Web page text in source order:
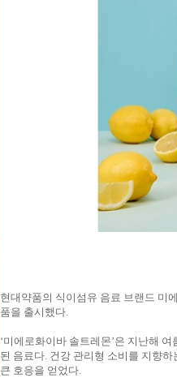
현대약품의 식이섬유 음료 브랜드 미
품을 출시했다.
‘미에로화이바 솔트레몬’은 지난해
된 음료다. 건강 관리형 소비를 지향
큰 호응을 얻었다.